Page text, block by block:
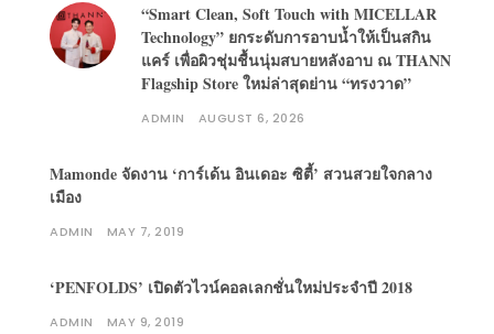
“Smart Clean, Soft Touch with MICELLAR
Technology” ยกระดับการอาบน้ำให้เป็นสกิน
แคร์ เพื่อผิวชุ่มชื้นนุ่มสบายหลังอาบ ณ THANN
Flagship Store ใหม่ล่าสุดย่าน “ทรงวาด”
ADMIN AUGUST 6, 2026
Mamonde จัดงาน ‘การ์เด้น อินเดอะ ซิตี้’ สวนสวยใจกลาง
เมือง
ADMIN MAY 7, 2019
‘PENFOLDS’ เปิดตัวไวน์คอลเลกชั่นใหม่ประจำปี 2018
ADMIN MAY 9, 2019